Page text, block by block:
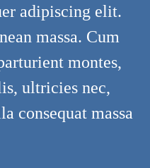
adipiscing elit.
massa. Cum
montes,
ultricies nec,
consequat massa